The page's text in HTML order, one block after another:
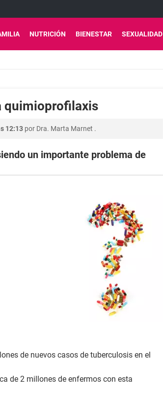
NUTRICIÓN BIENESTAR SEXUALIDAD
quimioprofilaxis
12:13 por Dra. Marta Marnet .
un importante problema de
de nuevos casos de tuberculosis en el
de 2 millones de enfermos con esta